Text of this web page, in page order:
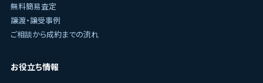
無料簡易査定
譲渡・譲受事例
ご相談から成約までの流れ
お役立ち情報